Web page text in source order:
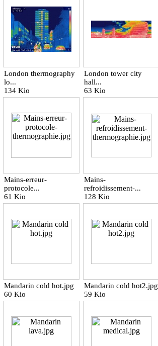
London thermography
lo...
134 Kio
London tower city
hall...
63 Kio
Mains-erreur-
protocole...
61 Kio
Mains-
refroidissement-...
128 Kio
Mandarin cold hot.jpg
60 Kio
Mandarin cold hot2.jpg
59 Kio